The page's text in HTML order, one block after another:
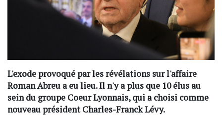
L'exode provoqué par les révélations sur l'affaire
Roman Abreu a eu lieu. Il n'y a plus que 10 élus au
sein du groupe Coeur Lyonnais, qui a choisi comme
nouveau président Charles-Franck Lévy.